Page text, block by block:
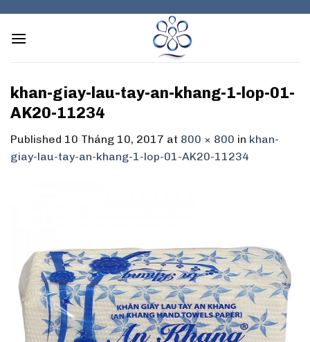
content
khan-giay-lau-tay-an-khang-1-lop-01-
AK20-11234
Published 10 Tháng 10, 2017 at 800 × 800 in khan-
giay-lau-tay-an-khang-1-lop-01-AK20-11234